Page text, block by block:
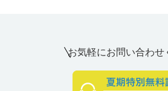
お気軽にお問い合わせ